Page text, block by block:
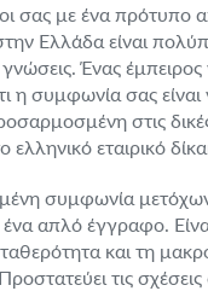
σας με ένα πρότυπο
Ελλάδα είναι
γνώσεις. Ένας
η συμφωνία σας είναι
στις
εταιρικό
συμφωνία μετόχων
απλό έγγραφο.
και τη
τις σχέσεις